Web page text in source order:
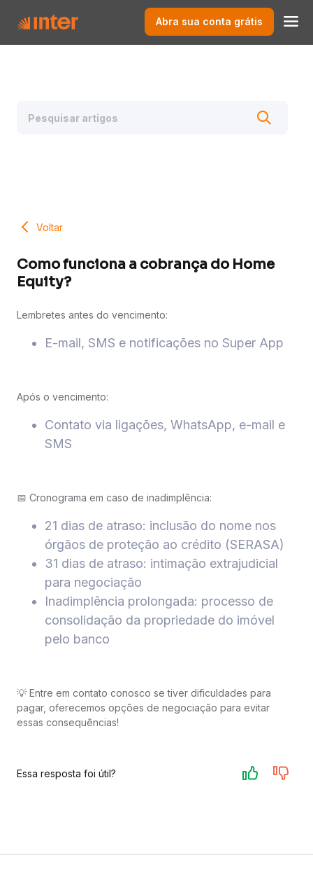
Abra sua conta grátis
Voltar
Como funciona a cobrança do Home
Equity?
Lembretes antes do vencimento:
E-mail, SMS e notificações no Super App
Após o vencimento:
Contato via ligações, WhatsApp, e-mail e
SMS
📅 Cronograma em caso de inadimplência:
21 dias de atraso: inclusão do nome nos
órgãos de proteção ao crédito (SERASA)
31 dias de atraso: intimação extrajudicial
para negociação
Inadimplência prolongada: processo de
consolidação da propriedade do imóvel
pelo banco
💡 Entre em contato conosco se tiver dificuldades para
pagar, oferecemos opções de negociação para evitar
essas consequências!
Essa resposta foi útil?